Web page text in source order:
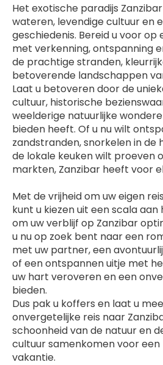
Het exotische paradijs
wateren, levendige cultuur en
geschiedenis. Bereid u voor op
met verkenning, ontspanning
de prachtige stranden,
betoverende landschappen
Laat u betoveren door de
cultuur, historische
weelderige natuurlijke
bieden heeft. Of u nu wilt
zandstranden, snorkelen in de
de lokale keuken wilt proeven
markten, Zanzibar heeft voor
Met de vrijheid om uw eigen
kunt u kiezen uit een scala aan
om uw verblijf op Zanzibar
u nu op zoek bent naar een
met uw partner, een
of een ontspannen uitje met
uw hart veroveren en een
bieden.
Dus pak u koffers en laat u
onvergetelijke reis naar
schoonheid van de natuur en
cultuur samenkomen voor
vakantie.